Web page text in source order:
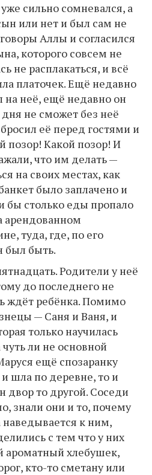
сильно сомневался, а
или нет и был сам не
Аллы и согласился
которого совсем не
не расплакаться, и всё
платочек. Ещё недавно
на неё, ещё недавно он
не сможет без неё
её перед гостями и
позор! Какой позор! И
что им делать —
на своих местах, как
было заплачено и
бы столько еды пропало
арендованном
туда, где, по его
был быть.
Родители у неё
до последнего не
ждёт ребёнка. Помимо
— Саня и Ваня, и
только научилась
ли не основной
ещё спозаранку
шла по деревне, то и
двор то другой. Соседи
знали они и то, почему
наведывается к ним,
с тем что у них
ароматный хлебушек,
кто-то сметану или